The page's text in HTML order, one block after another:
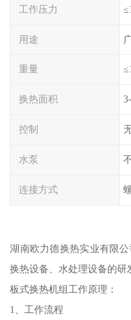
工作压力
用途
重量
换热面积
控制
水泵
连接方式
湖南欧力德换热实业有限
换热设备、水处理设备的研
板式换热机组工作原理：
1、工作流程